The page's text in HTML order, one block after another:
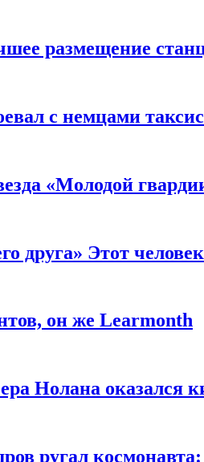
размещение
с немцами
«Молодой
друга» Этот
он же Learmonth
Нолана оказался
ругал